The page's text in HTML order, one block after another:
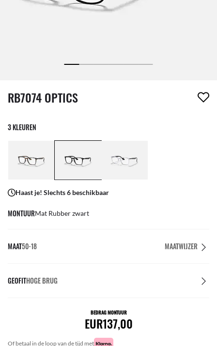
1 item is uit je verlanglijst verwijderd
RB7074 OPTICS
3 KLEUREN
Haast je! Slechts 6 beschikbaar
MONTUURMat Rubber zwart
MAAT50-18 MAATWIJZER
GEOFITHOGE BRUG
BEDRAG MONTUUR
EUR137,00
of betaal in de loop van de tijd met